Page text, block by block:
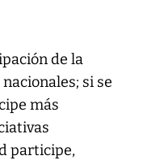
de la
si se
más
participe,